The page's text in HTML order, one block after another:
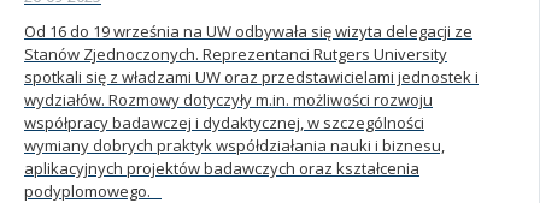
Kandydat
Absolwent
Od 16 do 19 września na UW odbywała się wizyta delegacji ze
Stanów Zjednoczonych. Reprezentanci Rutgers University
spotkali się z władzami UW oraz przedstawicielami jednostek i
wydziałów. Rozmowy dotyczyły m.in. możliwości rozwoju
współpracy badawczej i dydaktycznej, w szczególności
wymiany dobrych praktyk współdziałania nauki i biznesu,
aplikacyjnych projektów badawczych oraz kształcenia
podyplomowego.